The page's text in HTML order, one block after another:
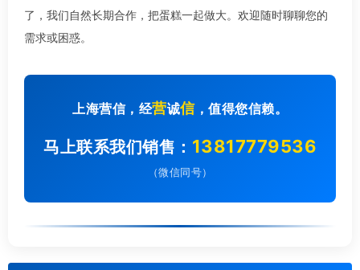
了，我们自然长期合作，把蛋糕一起做大。欢迎随时聊聊您的
需求或困惑。
上海营信，经营诚信，值得您信赖。
马上联系我们销售： 13817779536
（微信同号）